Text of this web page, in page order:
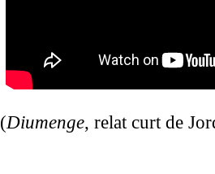
(Diumenge, relat curt de